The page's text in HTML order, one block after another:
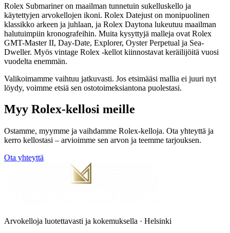
Rolex Submariner on maailman tunnetuin sukelluskello ja
käytettyjen arvokellojen ikoni. Rolex Datejust on monipuolinen
klassikko arkeen ja juhlaan, ja Rolex Daytona lukeutuu maailman
halutuimpiin kronografeihin. Muita kysyttyjä malleja ovat Rolex
GMT-Master II, Day-Date, Explorer, Oyster Perpetual ja Sea-
Dweller. Myös vintage Rolex -kellot kiinnostavat keräilijöitä vuosi
vuodelta enemmän.
Valikoimamme vaihtuu jatkuvasti. Jos etsimääsi mallia ei juuri nyt
löydy, voimme etsiä sen ostotoimeksiantona puolestasi.
Myy Rolex-kellosi meille
Ostamme, myymme ja vaihdamme Rolex-kelloja. Ota yhteyttä ja
kerro kellostasi – arvioimme sen arvon ja teemme tarjouksen.
Ota yhteyttä
Arvokelloja luotettavasti ja kokemuksella · Helsinki